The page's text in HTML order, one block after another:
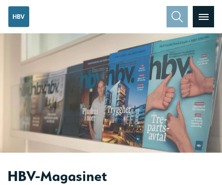
HBV-Magasinet